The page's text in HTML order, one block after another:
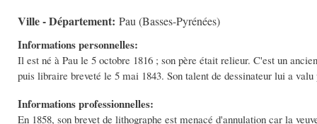
Ville - Département: Pau (Basses-Pyrénées)
Informations personnelles:
Il est né à Pau le 5 octobre 1816 ; son père était relieur. C'est un
puis libraire breveté le 5 mai 1843. Son talent de dessinateur lui a
Informations professionnelles:
En 1858, son brevet de lithographe est menacé d'annulation car la